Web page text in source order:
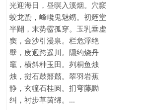
光迎海日，昼暝入溪烟。穴窾
蛟龙蛰，峰巉鬼魅鎸。初筵堂
半闢，末势霤孤穿。玉乳垂虚
窦，金沙引漫泉。栏危浮绝
壁，庋迥跨遥川。隠约烧丹
竈，横斜种玉田。刿桐鱼烛
烛，挝石鼓鼘鼘。翠羽岩蕉
静，玄幢石桂圆。扪穹藤黝
纠，衬步草茵绵。...